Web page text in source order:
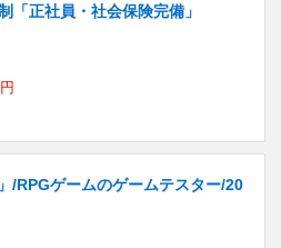
「正社員・社会保険完備」
/RPGゲームのゲームテスター/20